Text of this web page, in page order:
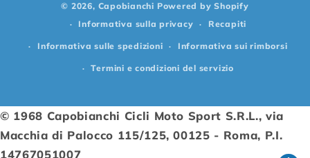
© 2026, Capobianchi Powered by Shopify
Informativa sulla privacy
Recapiti
Informativa sulle spedizioni Informativa sui rimborsi
Termini e condizioni del servizio
© 1968 Capobianchi Cicli Moto Sport S.R.L., via
Macchia di Palocco 115/125, 00125 - Roma, P.I.
14767051007